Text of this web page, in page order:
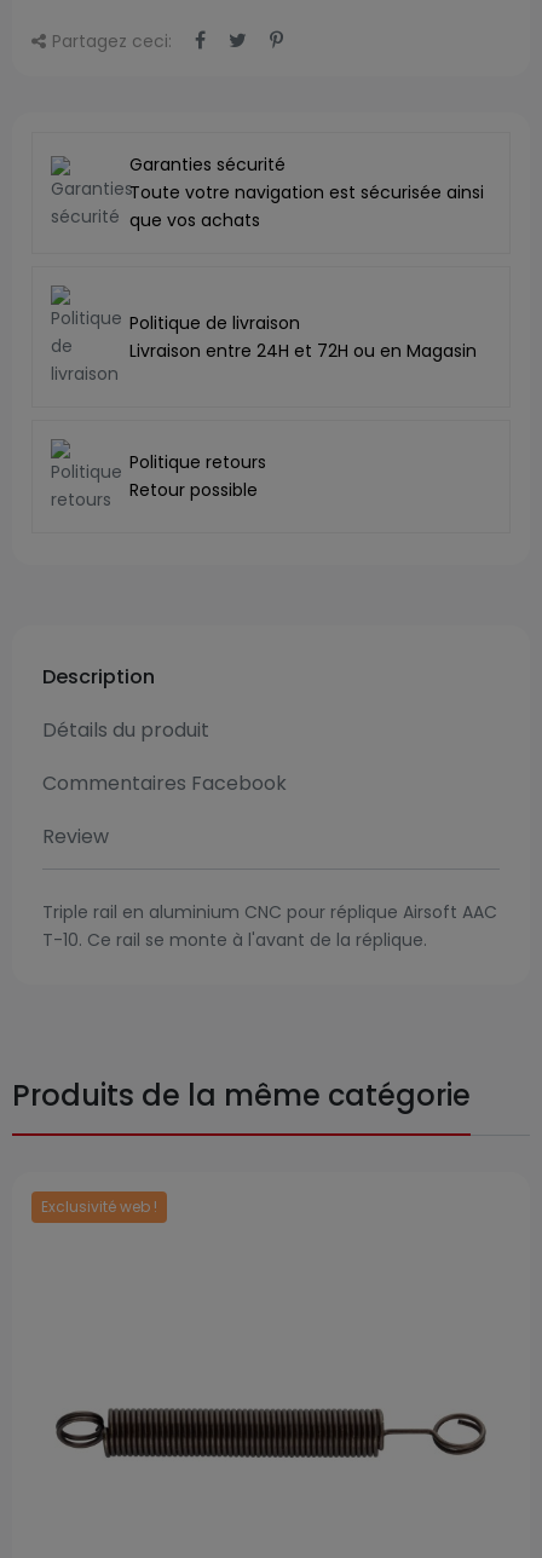
Partagez ceci:
Garanties sécurité
Toute votre navigation est sécurisée ainsi
que vos achats
Politique de livraison
Livraison entre 24H et 72H ou en Magasin
Politique retours
Retour possible
Description
Détails du produit
Commentaires Facebook
Review
Triple rail en aluminium CNC pour réplique Airsoft AAC
T-10. Ce rail se monte à l'avant de la réplique.
Produits de la même catégorie
Exclusivité web !